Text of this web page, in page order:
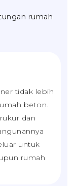
rumah
tidak lebih
beton.
dan
untuk
rumah